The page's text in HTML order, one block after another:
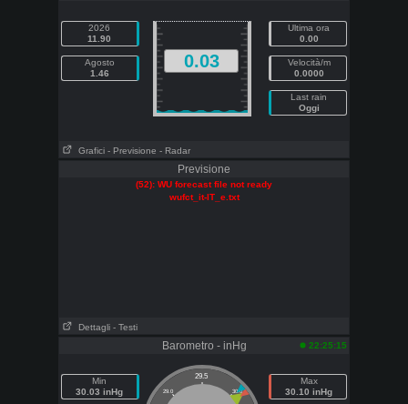
2026
11.90
Agosto
1.46
0.03
Ultima ora
0.00
Velocità/m
0.0000
Last rain
Oggi
Grafici - Previsione - Radar
Previsione
(52): WU forecast file not ready
wufct_it-IT_e.txt
Dettagli - Testi
Barometro - inHg 22:25:15
Min
30.03 inHg
29.5
29.0 30.0
Max
30.10 inHg